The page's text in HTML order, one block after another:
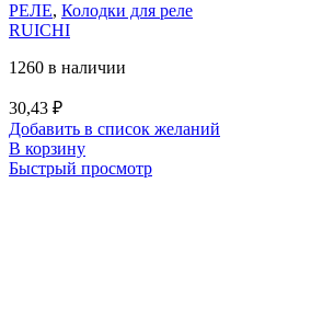
РЕЛЕ, Колодки для реле
RUICHI
1260 в наличии
30,43 ₽
Добавить в список желаний
В корзину
Быстрый просмотр